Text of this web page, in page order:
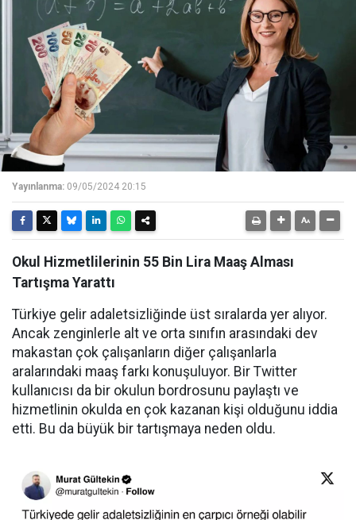
Yayınlanma: 09/05/2024 20:15
Okul Hizmetlilerinin 55 Bin Lira Maaş Alması
Tartışma Yarattı
Türkiye gelir adaletsizliğinde üst sıralarda yer alıyor.
Ancak zenginlerle alt ve orta sınıfın arasındaki dev
makastan çok çalışanların diğer çalışanlarla
aralarındaki maaş farkı konuşuluyor. Bir Twitter
kullanıcısı da bir okulun bordrosunu paylaştı ve
hizmetlinin okulda en çok kazanan kişi olduğunu iddia
etti. Bu da büyük bir tartışmaya neden oldu.